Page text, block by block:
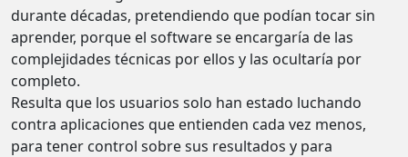
durante décadas, pretendiendo que podían tocar sin
aprender, porque el software se encargaría de las
complejidades técnicas por ellos y las ocultaría por
completo.
Resulta que los usuarios solo han estado luchando
contra aplicaciones que entienden cada vez menos,
para tener control sobre sus resultados y para